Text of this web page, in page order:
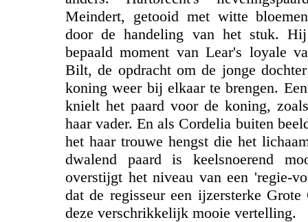
Meindert, getooid met witte
door de handeling van het stuk.
bepaald moment van Lear's loyale
Bilt, de opdracht om de jonge
koning weer bij elkaar te brengen.
knielt het paard voor de koning,
haar vader. En als Cordelia buiten
het haar trouwe hengst die het
dwalend paard is keelsnoerend
overstijgt het niveau van een 'regie-
dat de regisseur een ijzersterke Grote
deze verschrikkelijk mooie vertelling.